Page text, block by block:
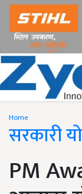
Home
सरकारी
PM